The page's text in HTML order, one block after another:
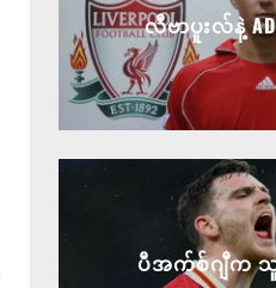
လီဗာပူးလ်နဲ့
ပီအက်စ်ဂျီက